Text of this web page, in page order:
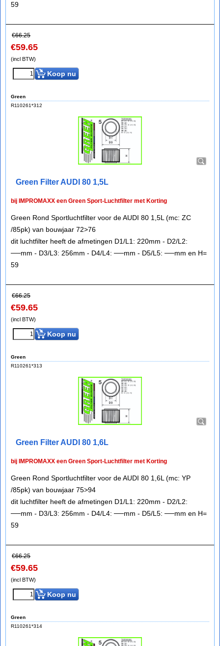
59
€66.25
€59.65
(incl BTW)
Koop nu
Green
R110261*312
Green Filter AUDI 80 1,5L
bij IMPROMAXX een Green Sport-Luchtfilter met Korting
Green Rond Sportluchtfilter voor de AUDI 80 1,5L (mc: ZC
/85pk) van bouwjaar 72>76
dit luchtfilter heeft de afmetingen D1/L1: 220mm - D2/L2:
──mm - D3/L3: 256mm - D4/L4: ──mm - D5/L5: ──mm en H=
59
€66.25
€59.65
(incl BTW)
Koop nu
Green
R110261*313
Green Filter AUDI 80 1,6L
bij IMPROMAXX een Green Sport-Luchtfilter met Korting
Green Rond Sportluchtfilter voor de AUDI 80 1,6L (mc: YP
/85pk) van bouwjaar 75>94
dit luchtfilter heeft de afmetingen D1/L1: 220mm - D2/L2:
──mm - D3/L3: 256mm - D4/L4: ──mm - D5/L5: ──mm en H=
59
€66.25
€59.65
(incl BTW)
Koop nu
Green
R110261*314